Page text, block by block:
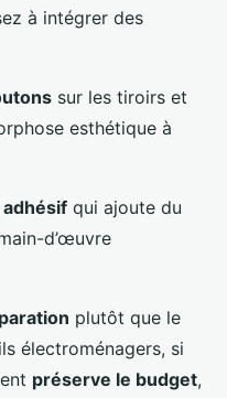
à intégrer des
sur les tiroirs et
esthétique à
qui ajoute du
d’œuvre
plutôt que le
électroménagers, si
préserve le budget,